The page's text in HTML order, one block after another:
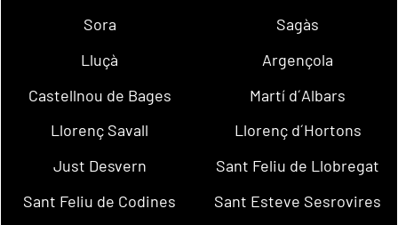
Sora
Sagàs
Lluçà
Argençola
Castellnou de Bages
Martí d´Albars
Llorenç Savall
Llorenç d´Hortons
Just Desvern
Sant Feliu de Llobregat
Sant Feliu de Codines
Sant Esteve Sesrovires